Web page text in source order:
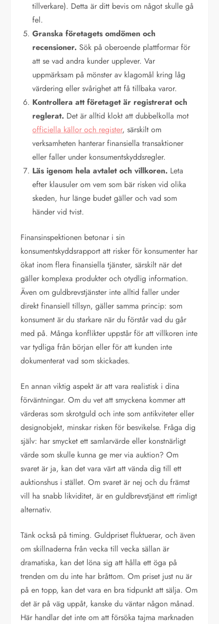
tillverkare). Detta är ditt bevis om något skulle gå
fel.
Granska företagets omdömen och
recensioner. Sök på oberoende plattformar för
att se vad andra kunder upplever. Var
uppmärksam på mönster av klagomål kring låg
värdering eller svårighet att få tillbaka varor.
Kontrollera att företaget är registrerat och
reglerat. Det är alltid klokt att dubbelkolla mot
officiella källor och register, särskilt om
verksamheten hanterar finansiella transaktioner
eller faller under konsumentskyddsregler.
Läs igenom hela avtalet och villkoren. Leta
efter klausuler om vem som bär risken vid olika
skeden, hur länge budet gäller och vad som
händer vid tvist.
Finansinspektionen betonar i sin
konsumentskyddsrapport att risker för konsumenter har
ökat inom flera finansiella tjänster, särskilt när det
gäller komplexa produkter och otydlig information.
Även om guldbrevstjänster inte alltid faller under
direkt finansiell tillsyn, gäller samma princip: som
konsument är du starkare när du förstår vad du går
med på. Många konflikter uppstår för att villkoren inte
var tydliga från början eller för att kunden inte
dokumenterat vad som skickades.
En annan viktig aspekt är att vara realistisk i dina
förväntningar. Om du vet att smyckena kommer att
värderas som skrotguld och inte som antikviteter eller
designobjekt, minskar risken för besvikelse. Fråga dig
själv: har smycket ett samlarvärde eller konstnärligt
värde som skulle kunna ge mer via auktion? Om
svaret är ja, kan det vara värt att vända dig till ett
auktionshus i stället. Om svaret är nej och du främst
vill ha snabb likviditet, är en guldbrevstjänst ett rimligt
alternativ.
Tänk också på timing. Guldpriset fluktuerar, och även
om skillnaderna från vecka till vecka sällan är
dramatiska, kan det löna sig att hålla ett öga på
trenden om du inte har bråttom. Om priset just nu är
på en topp, kan det vara en bra tidpunkt att sälja. Om
det är på väg uppåt, kanske du väntar någon månad.
Här handlar det inte om att försöka tajma marknaden